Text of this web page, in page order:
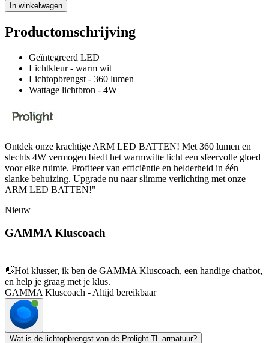
In winkelwagen
Productomschrijving
Geïntegreerd LED
Lichtkleur - warm wit
Lichtopbrengst - 360 lumen
Wattage lichtbron - 4W
Ontdek onze krachtige ARM LED BATTEN! Met 360 lumen en
slechts 4W vermogen biedt het warmwitte licht een sfeervolle gloed
voor elke ruimte. Profiteer van efficiëntie en helderheid in één
slanke behuizing. Upgrade nu naar slimme verlichting met onze
ARM LED BATTEN!"
Nieuw
GAMMA Kluscoach
👋Hoi klusser, ik ben de GAMMA Kluscoach, een handige chatbot,
en help je graag met je klus.
GAMMA Kluscoach - Altijd bereikbaar
Wat is de lichtopbrengst van de Prolight TL-armatuur?